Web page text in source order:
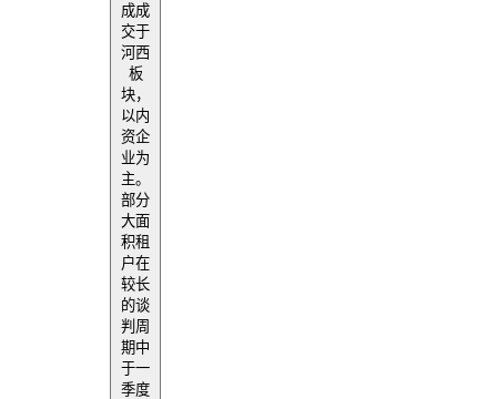
成成
交于
河西
板
块，
以内
资企
业为
主。
部分
大面
积租
户在
较长
的谈
判周
期中
于一
季度